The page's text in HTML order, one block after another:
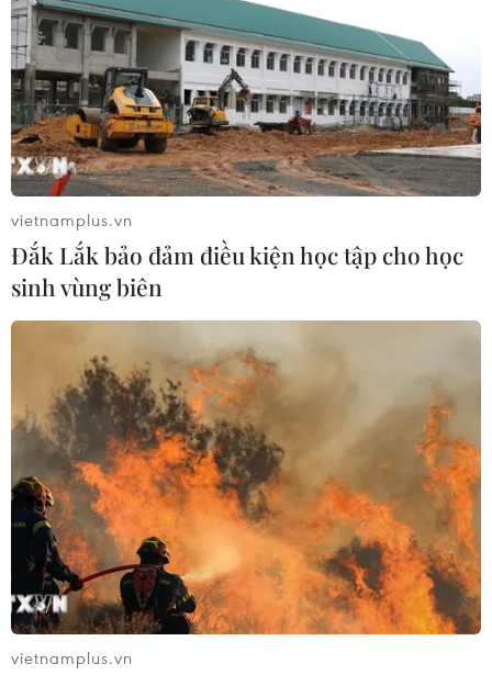
TIN CÙNG CHUYÊN MỤC
Canada áp dụng biện pháp tự vệ tạm
thời với tủ gỗ và tủ lavabo nhập khẩu
07/08/2026 14:52
Kinh tế Mỹ bất ngờ mất 23.000 việc
làm trong tháng 7
vietnamplus.vn
Đắk Lắk bảo đảm điều kiện học tập cho học
sinh vùng biên
vietnamplus.vn